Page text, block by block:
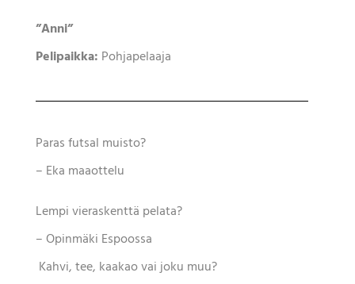
”Anni”
Pelipaikka: Pohjapelaaja
Paras futsal muisto?
– Eka maaottelu
Lempi vieraskenttä pelata?
– Opinmäki Espoossa
Kahvi, tee, kaakao vai joku muu?